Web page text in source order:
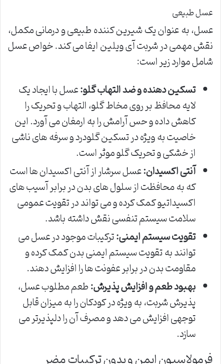
عسل طبیعی
عسل، به عنوان یک شیرین کننده طبیعی و درمانی مکمل،
نقش مهمی در شربت آی ویلین ایفا می کند. خواص عسل
شامل موارد زیر است:
تسکین دهنده و ضد التهاب گلو:عسل با ایجاد یک
لایه محافظ بر روی مخاط گلو، التهاب و تحریک را
کاهش داده و حس آرامش را به ارمغان می آورد. این
خاصیت به ویژه در تسکین گلودرد و سرفه های ناشی
از خشکی و تحریک گلو موثر است.
آنتی اکسیدان:عسل سرشار از آنتی اکسیدان ها است
که به محافظت از سلول های بدن در برابر آسیب های
اکسیداتیو کمک کرده و می تواند در تقویت عمومی
سلامت سیستم تنفسی نقش داشته باشد.
تقویت سیستم ایمنی:ترکیبات موجود در عسل می
توانند به تقویت سیستم ایمنی بدن کمک کرده و
مقاومت بدن در برابر عفونت ها را افزایش دهند.
بهبود طعم و افزایش پذیرش:طعم مطلوب عسل،
پذیرش شربت، به ویژه در کودکان را به میزان قابل
توجهی افزایش می دهد و مصرف آن را دلپذیرتر می
سازد.